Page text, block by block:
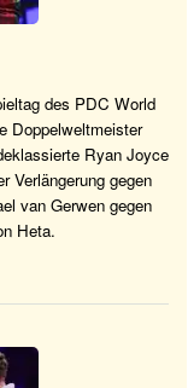
des PDC World
Doppelweltmeister
Ryan Joyce
Verlängerung gegen
van Gerwen gegen
Heta.